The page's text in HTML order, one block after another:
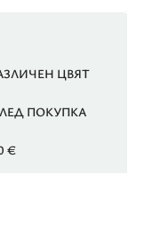
ЦВЯТ
ПОКУПКА
€